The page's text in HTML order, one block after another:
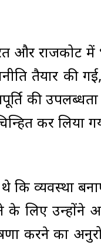
और राजकोट में
तैयार की
की
कर
कि व्यवस्था
के लिए उन्होंने
करने का